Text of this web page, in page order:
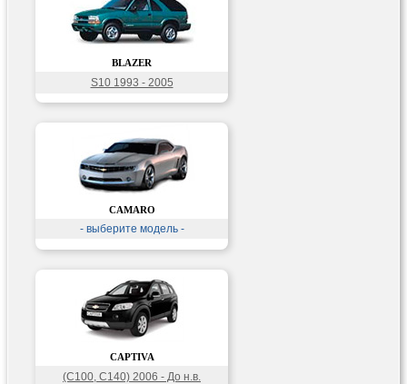
BLAZER
S10 1993 - 2005
CAMARO
- выберите модель -
CAPTIVA
(C100, C140) 2006 - До н.в.